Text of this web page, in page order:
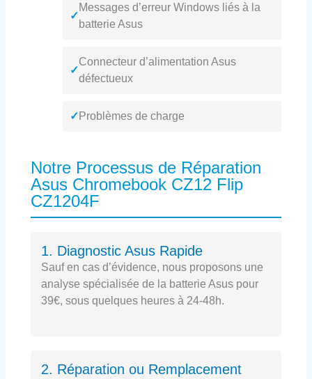
✓
Messages d’erreur Windows liés à la
batterie Asus
✓
Connecteur d’alimentation Asus
défectueux
✓ Problèmes de charge
Notre Processus de Réparation
Asus Chromebook CZ12 Flip
CZ1204F
1. Diagnostic Asus Rapide
Sauf en cas d’évidence, nous proposons une
analyse spécialisée de la batterie Asus pour
39€, sous quelques heures à 24-48h.
2. Réparation ou Remplacement